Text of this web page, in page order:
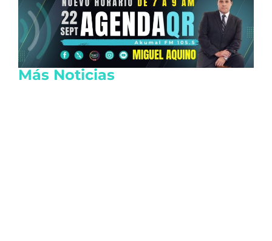
Más Noticias